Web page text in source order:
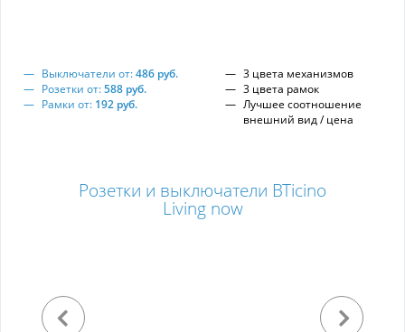
Выключатели от:486 руб.
Розетки от:588 руб.
Рамки от: 192 руб.
3 цвета механизмов
3 цвета рамок
Лучшее соотношение
внешний вид / цена
Розетки и выключатели BTicino
Living now